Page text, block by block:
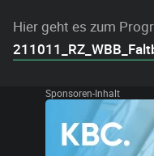
Hier geht es zum
Sponsoren-Inhalt